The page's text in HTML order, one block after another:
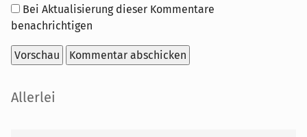
Optionen
Bei Aktualisierung dieser Kommentare
benachrichtigen
Seitenleiste
Allerlei